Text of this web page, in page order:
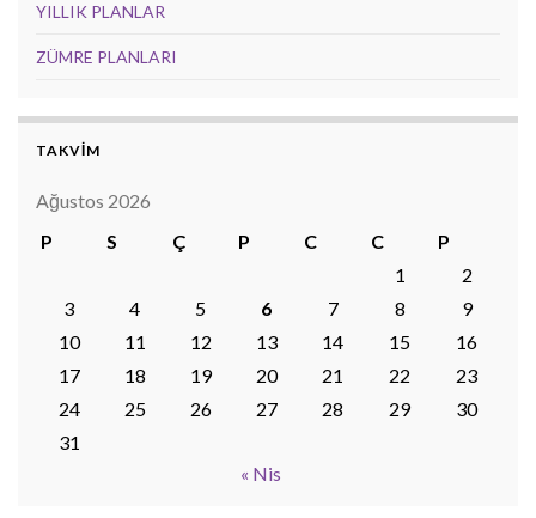
YILLIK PLANLAR
ZÜMRE PLANLARI
TAKVİM
Ağustos 2026
P
S Ç P C C
P
1
2
3
4 5 6 7 8
9
10
11 12 13 14 15
16
17
18 19 20 21 22
23
24
25 26 27 28 29
30
31
« Nis